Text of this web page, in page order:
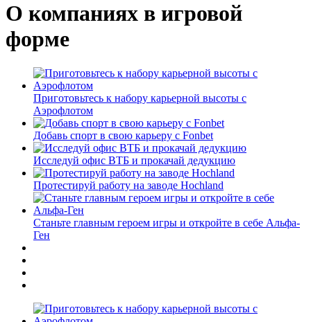
О компаниях в игровой
форме
Приготовьтесь к набору карьерной высоты с
Аэрофлотом
Добавь спорт в свою карьеру с Fonbet
Исследуй офис ВТБ и прокачай дедукцию
Протестируй работу на заводе Hochland
Станьте главным героем игры и откройте в себе Альфа-
Ген